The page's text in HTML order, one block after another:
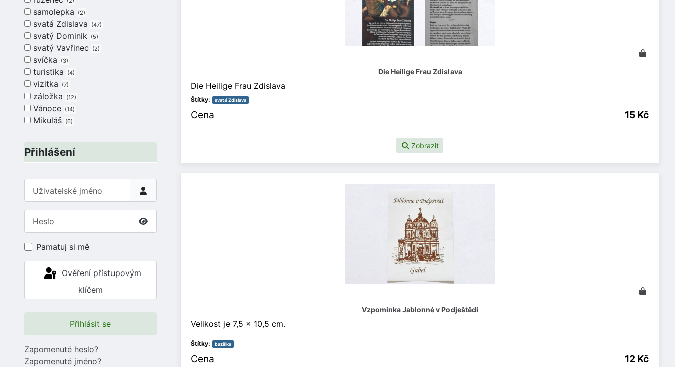
samolepka 2
svatá Zdislava 47
svatý Dominik 5
svatý Vavřinec 2
svíčka 3
turistika 4
vizitka 7
záložka 12
Vánoce 14
Mikuláš 6
Přihlášení
Uživatelské jméno
Zobrazit heslo
Pamatuj si mě
klíčem
Přihlásit se
Zapomenuté heslo?
Zapomenuté jméno?
Die Heilige Frau Zdislava
Die Heilige Frau Zdislava
Štítky: svatá Zdislava
Cena 15 Kč
Zobrazit
Vzpomínka Jablonné v Podještědí
Velikost je 7,5 x 10,5 cm.
Štítky: bazilika
Cena 12 Kč